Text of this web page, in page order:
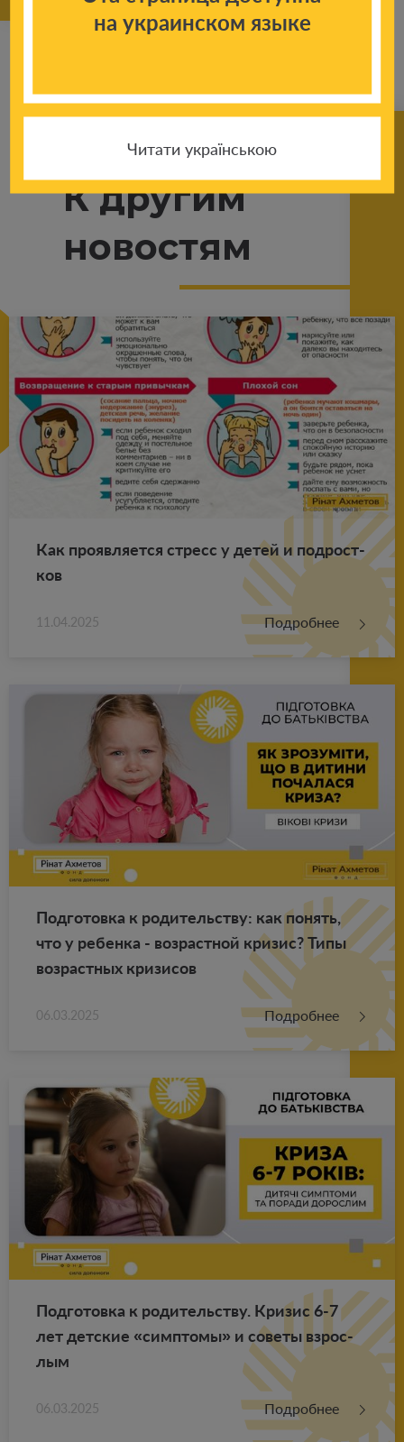
К другим
новостям
Как про­яв­ля­ет­ся стресс у детей и под­рост­
ков
11.04.2025 Подробнее
Под­го­тов­ка к ро­ди­тель­ству: как по­нять,
что у ре­бен­ка - воз­раст­ной кри­зис? Типы
воз­раст­ных кри­зи­сов
06.03.2025 Подробнее
Под­го­тов­ка к ро­ди­тель­ству. Кри­зис 6-7
лет дет­ские «симп­то­мы» и со­ве­ты взрос­
лым
06.03.2025 Подробнее
на украинском языке
Читати українською